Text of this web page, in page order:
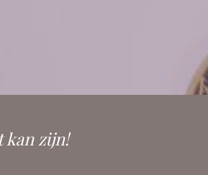
kan zijn!